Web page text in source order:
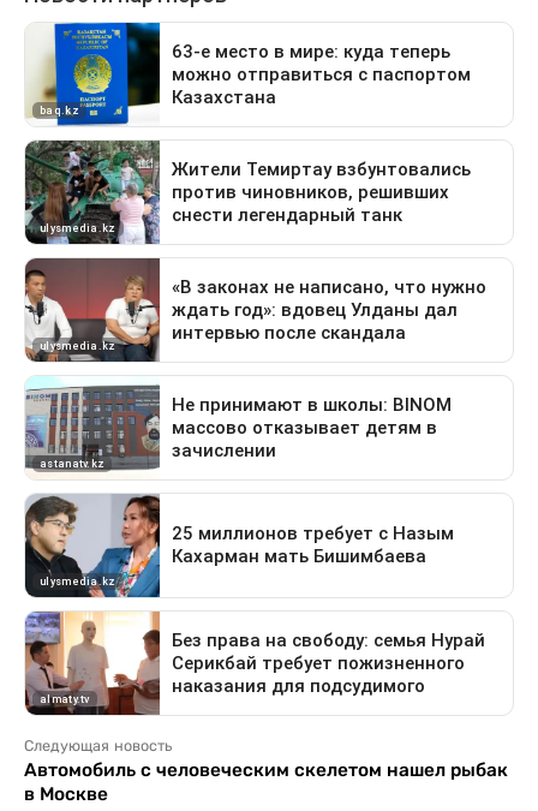
Следующая новость
Автомобиль с человеческим скелетом нашел рыбак
в Москве